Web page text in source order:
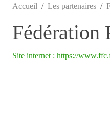
Accueil Les partenaires
Fédération
Site internet : https://